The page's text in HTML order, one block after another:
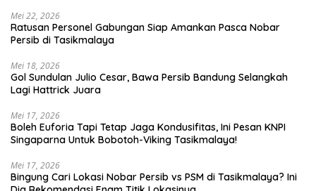
Mei 22, 2026
Ratusan Personel Gabungan Siap Amankan Pasca Nobar
Persib di Tasikmalaya
Mei 18, 2026
Gol Sundulan Julio Cesar, Bawa Persib Bandung Selangkah
Lagi Hattrick Juara
Mei 17, 2026
Boleh Euforia Tapi Tetap Jaga Kondusifitas, Ini Pesan KNPI
Singaparna Untuk Bobotoh-Viking Tasikmalaya!
Mei 17, 2026
Bingung Cari Lokasi Nobar Persib vs PSM di Tasikmalaya? Ini